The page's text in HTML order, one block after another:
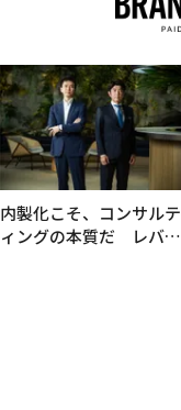
内製化こそ、コンサルテ
ィングの本質だ レバレ